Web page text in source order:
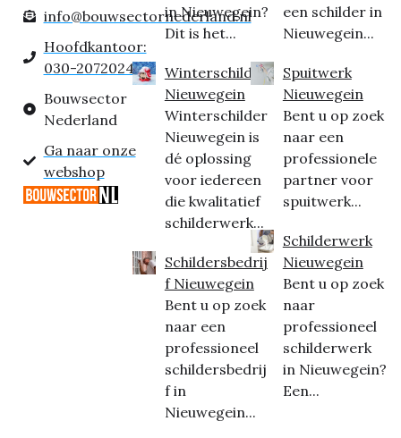
info@bouwsectornederland.nl
Hoofdkantoor:
030-2072024
Bouwsector
Nederland
Ga naar onze
webshop
in Nieuwegein?
Dit is het...
Winterschilder
Nieuwegein
Winterschilder
Nieuwegein is
dé oplossing
voor iedereen
die kwalitatief
schilderwerk...
Schildersbedrij
f Nieuwegein
Bent u op zoek
naar een
professioneel
schildersbedrij
f in
Nieuwegein...
een schilder in
Nieuwegein...
Spuitwerk
Nieuwegein
Bent u op zoek
naar een
professionele
partner voor
spuitwerk...
Schilderwerk
Nieuwegein
Bent u op zoek
naar
professioneel
schilderwerk
in Nieuwegein?
Een...